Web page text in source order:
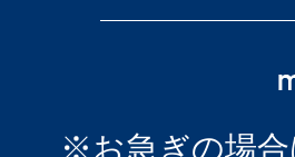
※お急ぎの場